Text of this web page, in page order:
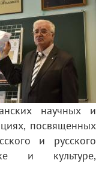
научных и
посвященных
и русского
и культуре,